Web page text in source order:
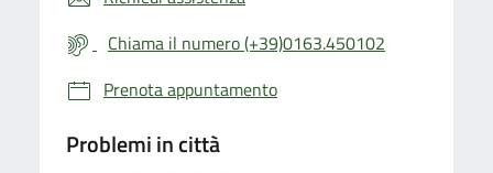
Chiama il numero (+39)0163.450102
Prenota appuntamento
Problemi in città